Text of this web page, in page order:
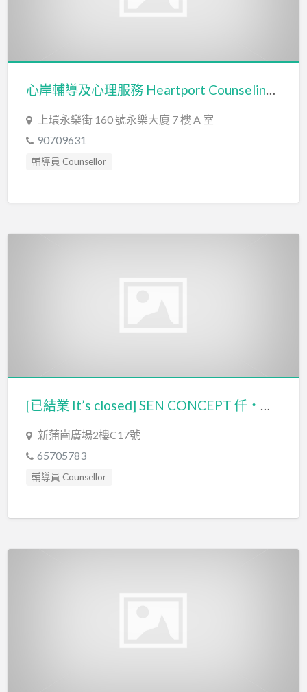
心岸輔導及心理服務 Heartport Counseling & Psychological Services ( 心岸 HeartPort)
上環永樂街 160 號永樂大廈 7 樓 A 室
90709631
輔導員 Counsellor
[已結業 It’s closed] SEN CONCEPT 仟‧教學概念
新蒲崗廣場2樓C17號
65705783
輔導員 Counsellor